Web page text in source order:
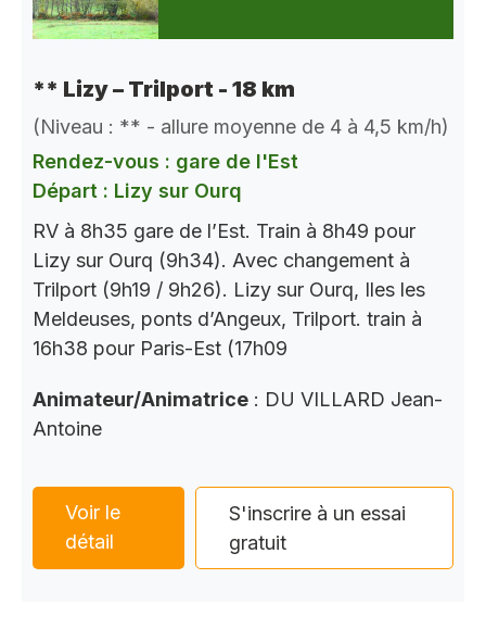
** Lizy – Trilport - 18 km
(Niveau : ** - allure moyenne de 4 à 4,5 km/h)
Rendez-vous : gare de l'Est
Départ : Lizy sur Ourq
RV à 8h35 gare de l’Est. Train à 8h49 pour
Lizy sur Ourq (9h34). Avec changement à
Trilport (9h19 / 9h26). Lizy sur Ourq, Iles les
Meldeuses, ponts d’Angeux, Trilport. train à
16h38 pour Paris-Est (17h09
Animateur/Animatrice : DU VILLARD Jean-
Antoine
Voir le
détail
S'inscrire à un essai
gratuit